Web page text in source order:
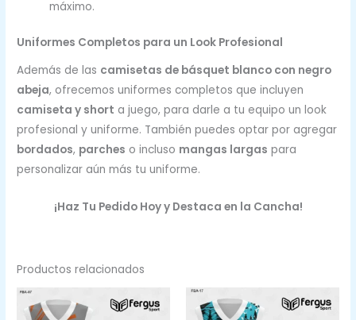
máximo.
Uniformes Completos para un Look Profesional
Además de las camisetas de básquet blanco con negro
abeja, ofrecemos uniformes completos que incluyen
camiseta y short a juego, para darle a tu equipo un look
profesional y uniforme. También puedes optar por agregar
bordados, parches o incluso mangas largas para
personalizar aún más tu uniforme.
¡Haz Tu Pedido Hoy y Destaca en la Cancha!
Productos relacionados